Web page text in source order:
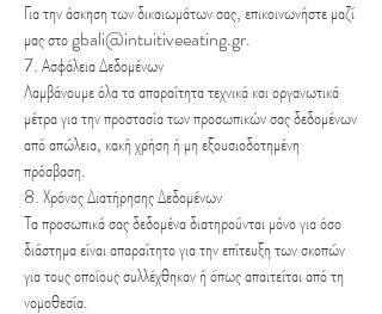
Για την άσκηση των δικαιωμάτων σας, επικοινωνήστε μαζί
μας στοgbali@intuitiveeating.gr.
7. Ασφάλεια Δεδομένων
Λαμβάνουμε όλα τα απαραίτητα τεχνικά και οργανωτικά
μέτρα για την προστασία των προσωπικών σας δεδομένων
από απώλεια, κακή χρήση ή μη εξουσιοδοτημένη
πρόσβαση.
8. Χρόνος Διατήρησης Δεδομένων
Τα προσωπικά σας δεδομένα διατηρούνται μόνο για όσο
διάστημα είναι απαραίτητο για την επίτευξη των σκοπών
για τους οποίους συλλέχθηκαν ή όπως απαιτείται από τη
νομοθεσία.